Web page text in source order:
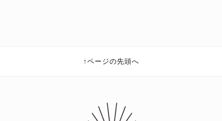
ページの先頭へ